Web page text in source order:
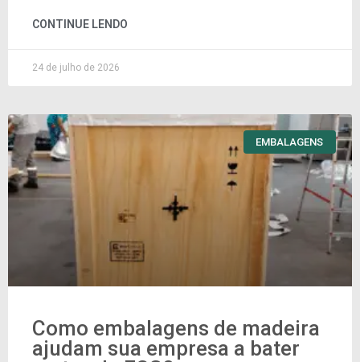
CONTINUE LENDO
24 de julho de 2026
EMBALAGENS
Como embalagens de madeira
ajudam sua empresa a bater